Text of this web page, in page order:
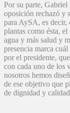
Por su parte, Gabriel
oposición rechazó y
para AySA, es decir,
plantas como ésta,
agua y más salud y
presencia marca
por el presidente,
con cada uno de los
nosotros hemos
de ese objetivo que
de dignidad y